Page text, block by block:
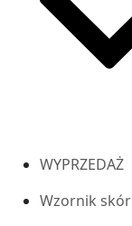
WYPRZEDAŻ
Wzornik skór